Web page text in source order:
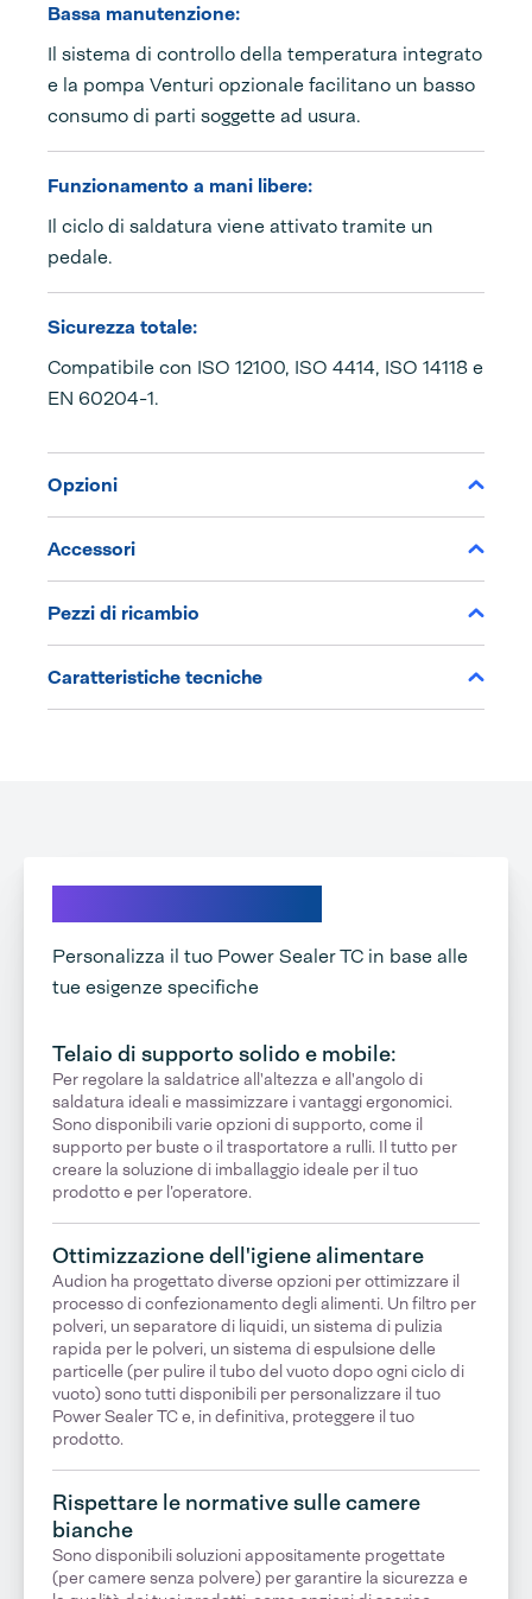
Bassa manutenzione:
Il sistema di controllo della temperatura integrato
e la pompa Venturi opzionale facilitano un basso
consumo di parti soggette ad usura.
Funzionamento a mani libere:
Il ciclo di saldatura viene attivato tramite un
pedale.
Sicurezza totale:
Compatibile con ISO 12100, ISO 4414, ISO 14118 e
EN 60204-1.
Opzioni
Accessori
Pezzi di ricambio
Caratteristiche tecniche
Personalizza il tuo Power Sealer TC in base alle
tue esigenze specifiche
Telaio di supporto solido e mobile:
Per regolare la saldatrice all'altezza e all'angolo di
saldatura ideali e massimizzare i vantaggi ergonomici.
Sono disponibili varie opzioni di supporto, come il
supporto per buste o il trasportatore a rulli. Il tutto per
creare la soluzione di imballaggio ideale per il tuo
prodotto e per l’operatore.
Ottimizzazione dell'igiene alimentare
Audion ha progettato diverse opzioni per ottimizzare il
processo di confezionamento degli alimenti. Un filtro per
polveri, un separatore di liquidi, un sistema di pulizia
rapida per le polveri, un sistema di espulsione delle
particelle (per pulire il tubo del vuoto dopo ogni ciclo di
vuoto) sono tutti disponibili per personalizzare il tuo
Power Sealer TC e, in definitiva, proteggere il tuo
prodotto.
Rispettare le normative sulle camere
bianche
Sono disponibili soluzioni appositamente progettate
(per camere senza polvere) per garantire la sicurezza e